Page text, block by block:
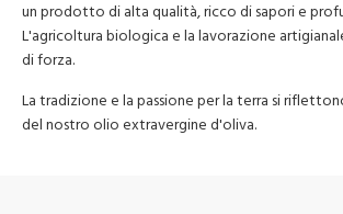
un prodotto di alta qualità, ricco di sapori e
L'agricoltura biologica e la lavorazione
di forza.
La tradizione e la passione per la terra si
del nostro olio extravergine d'oliva.